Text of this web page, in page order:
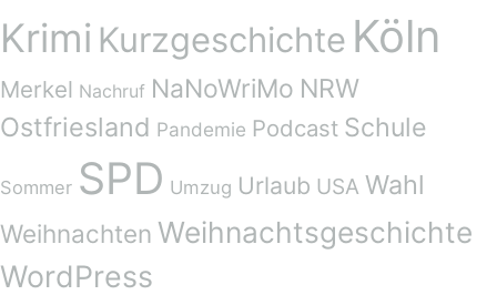
Krimi Kurzgeschichte Köln
Merkel Nachruf NaNoWriMo NRW
Ostfriesland Pandemie Podcast Schule
Sommer SPD Umzug Urlaub USA Wahl
Weihnachten Weihnachtsgeschichte
WordPress